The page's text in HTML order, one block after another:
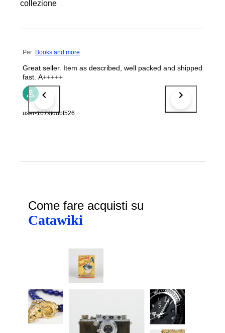
collezione
Per Books and more
Great seller. Item as described, well packed and shipped
fast. A+++++
user-1679fddbf526
Come fare acquisti su
Catawiki